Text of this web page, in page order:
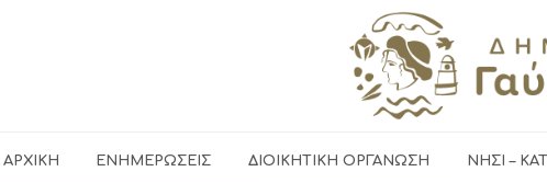
ΑΡΧΙΚΉ ΕΝΗΜΕΡΏΣΕΙΣ ΔΙΟΙΚΗΤΙΚΗ ΟΡΓΑΝΩΣΗ ΝΗΣΙ –